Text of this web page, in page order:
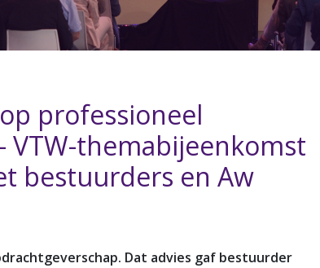
professioneel
VTW-themabijeenkomst
bestuurders en Aw
Dat advies gaf bestuurder